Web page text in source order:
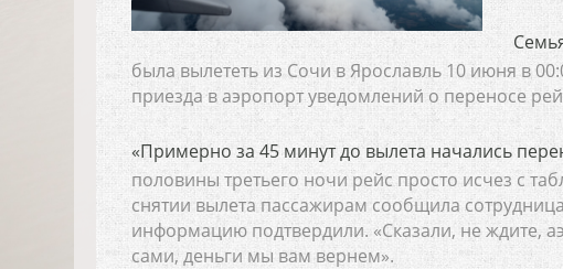
была вылететь из Сочи в Ярославль 10 июня в
приезда в аэропорт уведомлений о переносе
«Примерно за 45 минут до вылета начались
половины третьего ночи рейс просто исчез с
снятии вылета пассажирам сообщила
информацию подтвердили. «Сказали, не ждите,
сами, деньги мы вам вернем».